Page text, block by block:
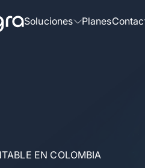
Soluciones
Contabiliza, factura y controla tu stock
Planes
EN COLOMBIA